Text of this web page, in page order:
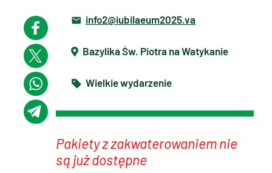
info2@iubilaeum2025.va
Bazylika Św. Piotra na Watykanie
Wielkie wydarzenie
Pakiety z zakwaterowaniem nie
są już dostępne